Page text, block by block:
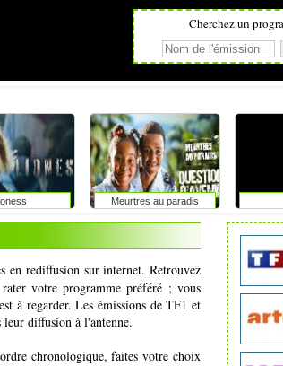
Cherchez un
Meurtres au paradis
en rediffusion sur internet. Retrouvez
votre programme préféré ; vous
à regarder. Les émissions de TF1 et
leur diffusion à l'antenne.
chronologique, faites votre choix